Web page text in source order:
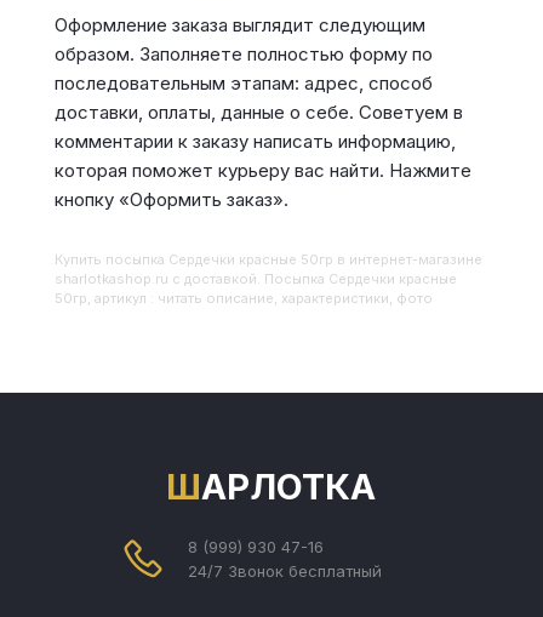
Оформление заказа выглядит следующим
образом. Заполняете полностью форму по
последовательным этапам: адрес, способ
доставки, оплаты, данные о себе. Советуем в
комментарии к заказу написать информацию,
которая поможет курьеру вас найти. Нажмите
кнопку «Оформить заказ».
Купить Посыпка Сердечки красные 50гр в интернет-магазине
sharlotkashop.ru с доставкой. Посыпка Сердечки красные
50гр, артикул : читать описание, характеристики, фото
ШАРЛОТКА
8 (999) 930 47-16
24/7 Звонок бесплатный